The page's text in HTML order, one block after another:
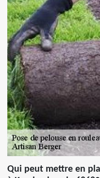
Qui peut mettre en